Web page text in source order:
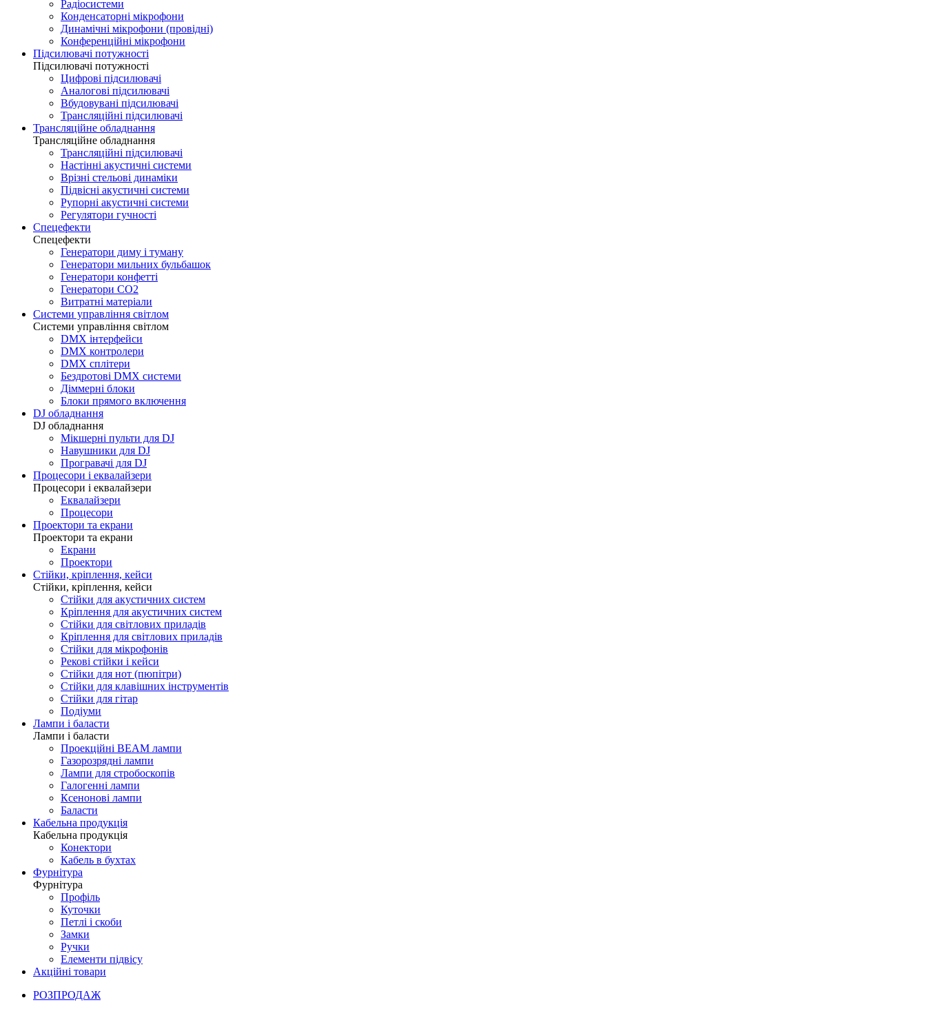
Радіосистеми
Конденсаторні мікрофони
Динамічні мікрофони (провідні)
Конференційні мікрофони
Підсилювачі потужності
Підсилювачі потужності
Цифрові підсилювачі
Аналогові підсилювачі
Вбудовувані підсилювачі
Трансляційні підсилювачі
Трансляційне обладнання
Трансляційне обладнання
Трансляційні підсилювачі
Настінні акустичні системи
Врізні стельові динаміки
Підвісні акустичні системи
Рупорні акустичні системи
Регулятори гучності
Спецефекти
Спецефекти
Генератори диму і туману
Генератори мильних бульбашок
Генератори конфетті
Генератори CO2
Витратні матеріали
Системи управління світлом
Системи управління світлом
DMX інтерфейси
DMX контролери
DMX сплітери
Бездротові DMX системи
Діммерні блоки
Блоки прямого включення
DJ обладнання
DJ обладнання
Мікшерні пульти для DJ
Навушники для DJ
Програвачі для DJ
Процесори і еквалайзери
Процесори і еквалайзери
Еквалайзери
Процесори
Проектори та екрани
Проектори та екрани
Екрани
Проектори
Стійки, кріплення, кейси
Стійки, кріплення, кейси
Стійки для акустичних систем
Кріплення для акустичних систем
Стійки для світлових приладів
Кріплення для світлових приладів
Стійки для мікрофонів
Рекові стійки і кейси
Стійки для нот (пюпітри)
Стійки для клавішних інструментів
Стійки для гітар
Подіуми
Лампи і баласти
Лампи і баласти
Проекційні BEAM лампи
Газорозрядні лампи
Лампи для стробоскопів
Галогенні лампи
Ксенонові лампи
Баласти
Кабельна продукція
Кабельна продукція
Конектори
Кабель в бухтах
Фурнітура
Фурнітура
Профіль
Куточки
Петлі і скоби
Замки
Ручки
Елементи підвісу
Акційні товари
РОЗПРОДАЖ